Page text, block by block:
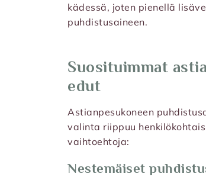
kädessä, joten pienellä
puhdistusaineen.
Suosituimmat
edut
Astianpesukoneen
valinta riippuu
vaihtoehtoja:
Nestemäiset